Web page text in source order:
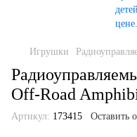
Игрушки
Off-Road
Артикул: 173415 Оставить